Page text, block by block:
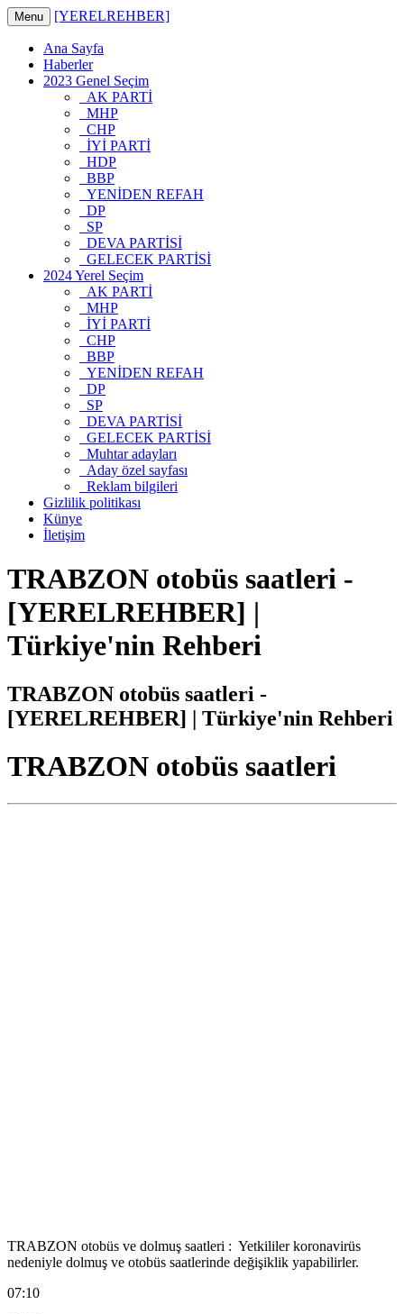
Menu [YERELREHBER]
Ana Sayfa
Haberler
2023 Genel Seçim
AK PARTİ
MHP
CHP
İYİ PARTİ
HDP
BBP
YENİDEN REFAH
DP
SP
DEVA PARTİSİ
GELECEK PARTİSİ
2024 Yerel Seçim
AK PARTİ
MHP
İYİ PARTİ
CHP
BBP
YENİDEN REFAH
DP
SP
DEVA PARTİSİ
GELECEK PARTİSİ
Muhtar adayları
Aday özel sayfası
Reklam bilgileri
Gizlilik politikası
Künye
İletişim
TRABZON otobüs saatleri -
[YERELREHBER] |
Türkiye'nin Rehberi
TRABZON otobüs saatleri -
[YERELREHBER] | Türkiye'nin Rehberi
TRABZON otobüs saatleri
TRABZON otobüs ve dolmuş saatleri : Yetkililer koronavirüs
nedeniyle dolmuş ve otobüs saatlerinde değişiklik yapabilirler.
07:10